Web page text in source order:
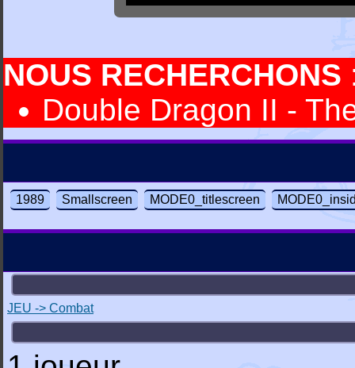
NOUS RECHERCHONS
Double Dragon II -
1989 Smallscreen MODE0_titlescreen
JEU -> Combat